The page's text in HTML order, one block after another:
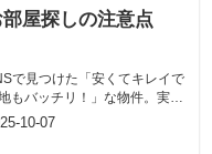
部屋探しの注意点
で見つけた「安くてキレイで
もバッチリ！」な物件。実は
、すでに埋まっている”おと
10-07